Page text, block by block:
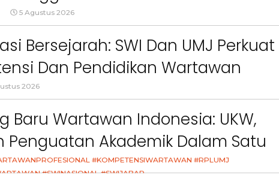
Ketentuan Perundang-
5 Agustus 2026
Bersejarah: SWI Dan UMJ Perkuat
Dan Pendidikan Wartawan
2026
Baru Wartawan Indonesia: UKW,
Penguatan Akademik Dalam Satu
#KOMPETENSIWARTAWAN #RPLUMJ
#SWINASIONAL #SWIJABAR